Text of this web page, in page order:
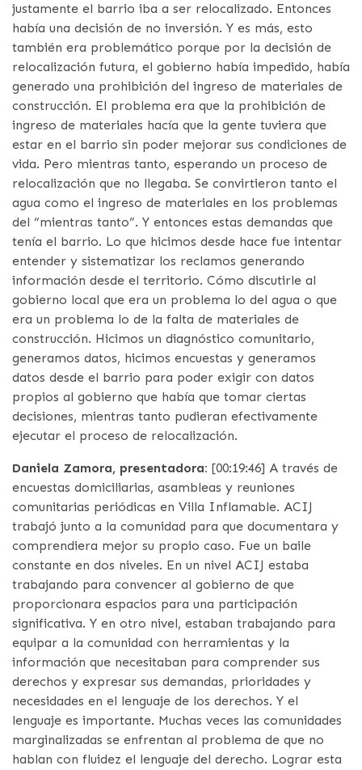
justamente el barrio iba a ser relocalizado. Entonces
había una decisión de no inversión. Y es más, esto
también era problemático porque por la decisión de
relocalización futura, el gobierno había impedido, había
generado una prohibición del ingreso de materiales de
construcción. El problema era que la prohibición de
ingreso de materiales hacía que la gente tuviera que
estar en el barrio sin poder mejorar sus condiciones de
vida. Pero mientras tanto, esperando un proceso de
relocalización que no llegaba. Se convirtieron tanto el
agua como el ingreso de materiales en los problemas
del “mientras tanto”. Y entonces estas demandas que
tenía el barrio. Lo que hicimos desde hace fue intentar
entender y sistematizar los reclamos generando
información desde el territorio. Cómo discutirle al
gobierno local que era un problema lo del agua o que
era un problema lo de la falta de materiales de
construcción. Hicimos un diagnóstico comunitario,
generamos datos, hicimos encuestas y generamos
datos desde el barrio para poder exigir con datos
propios al gobierno que había que tomar ciertas
decisiones, mientras tanto pudieran efectivamente
ejecutar el proceso de relocalización.
Daniela Zamora, presentadora: [00:19:46] A través de
encuestas domiciliarias, asambleas y reuniones
comunitarias periódicas en Villa Inflamable. ACIJ
trabajó junto a la comunidad para que documentara y
comprendiera mejor su propio caso. Fue un baile
constante en dos niveles. En un nivel ACIJ estaba
trabajando para convencer al gobierno de que
proporcionara espacios para una participación
significativa. Y en otro nivel, estaban trabajando para
equipar a la comunidad con herramientas y la
información que necesitaban para comprender sus
derechos y expresar sus demandas, prioridades y
necesidades en el lenguaje de los derechos. Y el
lenguaje es importante. Muchas veces las comunidades
marginalizadas se enfrentan al problema de que no
hablan con fluidez el lenguaje del derecho. Lograr esta